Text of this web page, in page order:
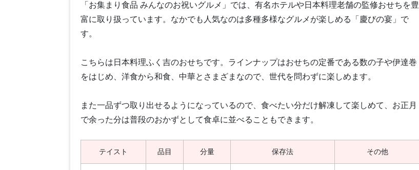
「お集まり食品 みんなのお祝いグルメ」では、有名ホテルや日本料理老舗の監修おせちを豊
富に取り扱っています。なかでも人気なのは多種多様なグルメが楽しめる「慶びの宴」で
す。
こちらは日本料理ふく吉のおせちです。ラインナップはおせちの定番である数の子や伊達巻
をはじめ、洋食から和食、中華とさまざまなので、世代を問わずに楽しめます。
また一品ずつ取り出せるようになっているので、食べたい分だけ解凍して楽しめて、お正月
で余った分は普段のおかずとして食卓に並べることもできます。
テイスト 品目 分量 保存法 その他